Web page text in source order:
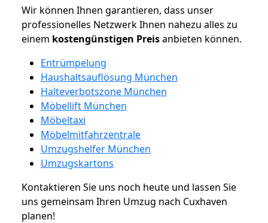
Wir können Ihnen garantieren, dass unser
professionelles Netzwerk Ihnen nahezu alles zu
einem kostengünstigen Preisanbieten können.
Entrümpelung
Haushaltsauflösung München
Halteverbotszone München
Möbellift München
Möbeltaxi
Möbelmitfahrzentrale
Umzugshelfer München
Umzugskartons
Kontaktieren Sie uns noch heute und lassen Sie
uns gemeinsam Ihren Umzug nach Cuxhaven
planen!